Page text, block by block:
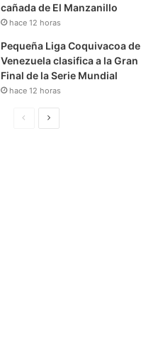
cañada de El Manzanillo
hace 12 horas
Pequeña Liga Coquivacoa de
Venezuela clasifica a la Gran
Final de la Serie Mundial
hace 12 horas
S